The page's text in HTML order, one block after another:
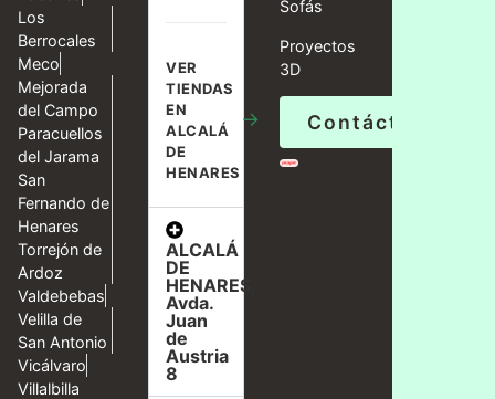
Los
Berrocales
Meco
Mejorada
del Campo
Paracuellos
del Jarama
San
Fernando de
Henares
Torrejón de
Ardoz
Valdebebas
Velilla de
San Antonio
Vicálvaro
Villalbilla
VER
TIENDAS
EN
ALCALÁ
DE
HENARES
→
ALCALÁ
DE
HENARES,
Avda.
Juan
de
Austria
8
Sofás
Proyectos
3D
Contáctanos